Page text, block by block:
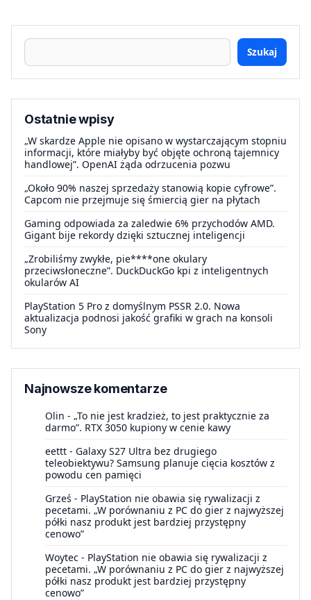
Szukaj
Ostatnie wpisy
„W skardze Apple nie opisano w wystarczającym stopniu
informacji, które miałyby być objęte ochroną tajemnicy
handlowej”. OpenAI żąda odrzucenia pozwu
„Około 90% naszej sprzedaży stanowią kopie cyfrowe”.
Capcom nie przejmuje się śmiercią gier na płytach
Gaming odpowiada za zaledwie 6% przychodów AMD.
Gigant bije rekordy dzięki sztucznej inteligencji
„Zrobiliśmy zwykłe, pie****one okulary
przeciwsłoneczne”. DuckDuckGo kpi z inteligentnych
okularów AI
PlayStation 5 Pro z domyślnym PSSR 2.0. Nowa
aktualizacja podnosi jakość grafiki w grach na konsoli
Sony
Najnowsze komentarze
Olin - „To nie jest kradzież, to jest praktycznie za
darmo”. RTX 3050 kupiony w cenie kawy
eettt - Galaxy S27 Ultra bez drugiego
teleobiektywu? Samsung planuje cięcia kosztów z
powodu cen pamięci
Grześ - PlayStation nie obawia się rywalizacji z
pecetami. „W porównaniu z PC do gier z najwyższej
półki nasz produkt jest bardziej przystępny
cenowo”
Woytec - PlayStation nie obawia się rywalizacji z
pecetami. „W porównaniu z PC do gier z najwyższej
półki nasz produkt jest bardziej przystępny
cenowo”